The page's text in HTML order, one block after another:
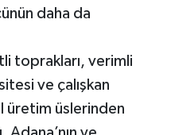
daha da
toprakları, verimli
ve çalışkan
üretim üslerinden